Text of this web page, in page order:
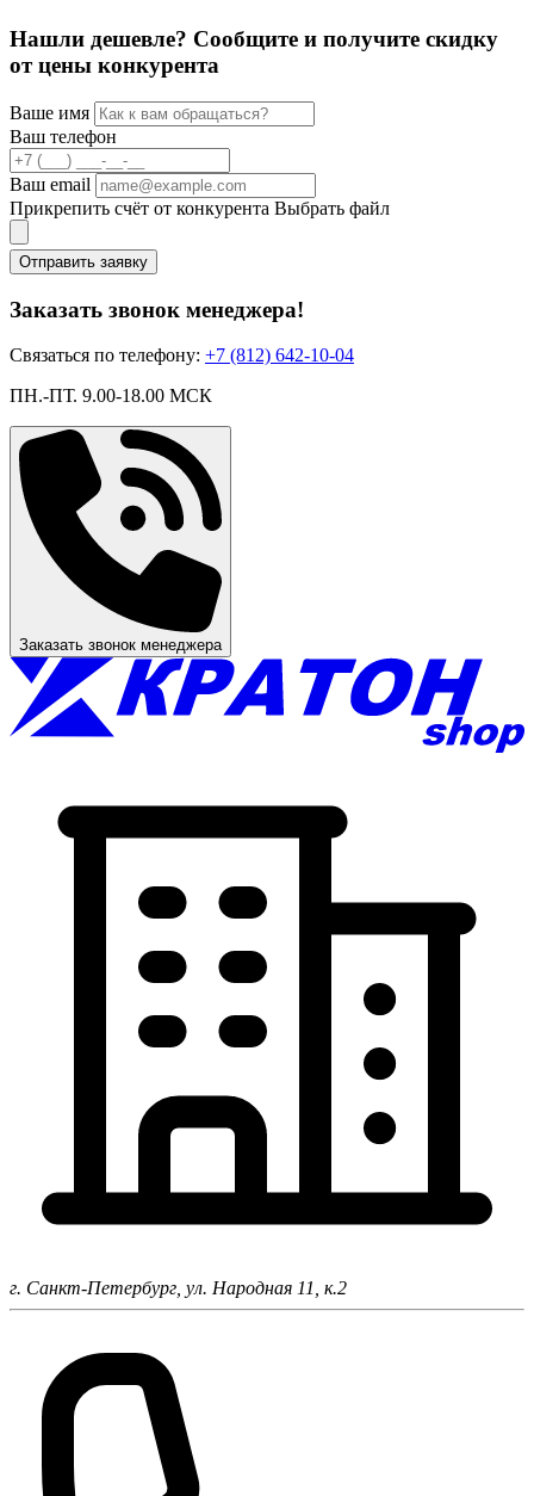
Нашли дешевле? Сообщите и получите скидку
от цены конкурента
Ваше имя
Ваш телефон
Ваш email
Прикрепить счёт от конкурента Выбрать файл
Отправить заявку
Заказать звонок менеджера!
Связаться по телефону: +7 (812) 642-10-04
ПН.-ПТ. 9.00-18.00 МСК
Заказать звонок менеджера
г. Санкт-Петербург, ул. Народная 11, к.2